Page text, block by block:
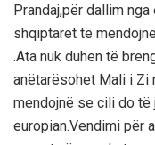
Prandaj,për dallim
shqiptarët të
.Ata nuk duhen të
anëtarësohet Mali i Zi
mendojnë se cili do
europian.Vendimi për